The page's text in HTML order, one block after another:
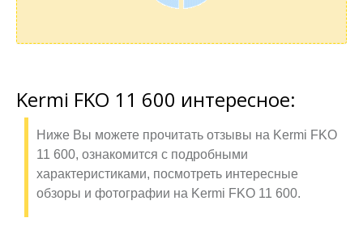
Kermi FKO 11 600 интересное:
Ниже Вы можете прочитать отзывы на Kermi FKO
11 600, ознакомится с подробными
характеристиками, посмотреть интересные
обзоры и фотографии на Kermi FKO 11 600.